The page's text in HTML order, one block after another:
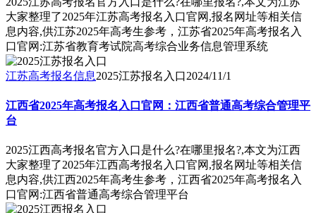
大家整理了2025年江苏高考报名入口官网,报名网址等相关信
息内容,供江苏2025年高考生参考，江苏省2025年高考报名入
口官网:江苏省教育考试院高考综合业务信息管理系统
江苏高考报名信息2025江苏报名入口2024/11/1
江西省2025年高考报名入口官网：江西省普通高考综合管理平
台
2025江西高考报名官方入口是什么?在哪里报名?,本文为江西
大家整理了2025年江西高考报名入口官网,报名网址等相关信
息内容,供江西2025年高考生参考，江西省2025年高考报名入
口官网:江西省普通高考综合管理平台